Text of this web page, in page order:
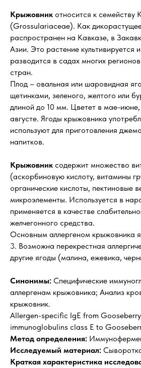
Крыжовник относится к
(Grossulariaceae). Как
распространен на Кавказе, в
Азии. Это растение культивируется
разводится в садах многих
стран.
Плод – овальная или шаровидная
щетинками, зеленого, желтого или
длиной до 10 мм. Цветет в мае-
августе. Ягоды крыжовника
используют для приготовления
напитков.
Крыжовник содержит множество
(аскорбиновую кислоту, витамины
органические кислоты, пектиновые
микроэлементы. Используется в
применяется в качестве
желчегонного средства.
Основным аллергеном крыжовника
3. Возможна перекрестная
другие ягоды (малина, ежевика,
Синонимы: Специфические
аллергенам крыжовника; Анализ
крыжовник.
Allergen-specific IgE from
immunoglobulins class E to
Метод определения:
Исследуемый материал:
Краткая характеристика